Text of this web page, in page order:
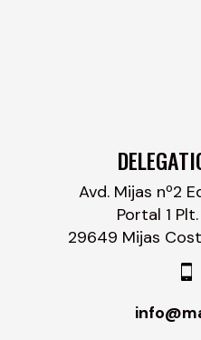
Avd. Mijas nº2
Portal 1
29649 Mijas